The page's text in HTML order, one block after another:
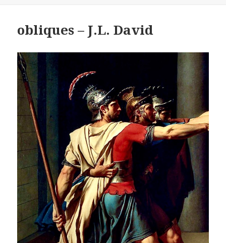
obliques – J.L. David